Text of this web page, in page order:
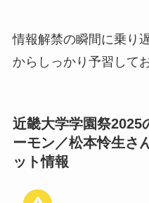
情報解禁の瞬間に乗り
からしっかり予習して
近畿大学学園祭2025
ーモン／松本怜生さ
ット情報